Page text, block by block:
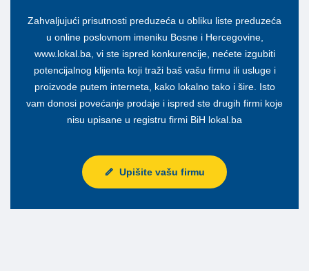
Zahvaljujući prisutnosti preduzeća u obliku liste preduzeća
u online poslovnom imeniku Bosne i Hercegovine,
www.lokal.ba, vi ste ispred konkurencije, nećete izgubiti
potencijalnog klijenta koji traži baš vašu firmu ili usluge i
proizvode putem interneta, kako lokalno tako i šire. Isto
vam donosi povećanje prodaje i ispred ste drugih firmi koje
nisu upisane u registru firmi BiH lokal.ba
Upišite vašu firmu